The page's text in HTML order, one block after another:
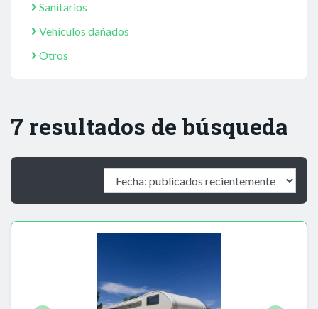
Sanitarios
Vehículos dañados
Otros
7 resultados de búsqueda